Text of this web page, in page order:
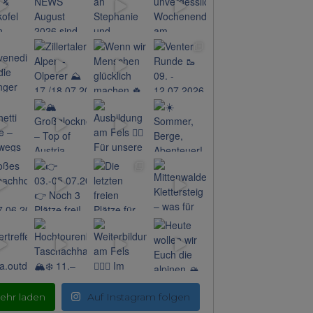
laden Auf Instagram folgen